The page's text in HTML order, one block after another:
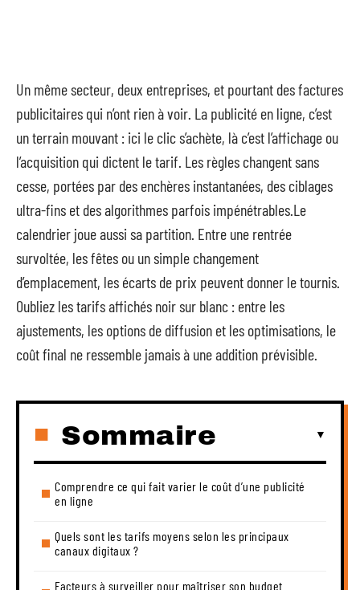
Un même secteur, deux entreprises, et pourtant des factures
publicitaires qui n’ont rien à voir. La publicité en ligne, c’est
un terrain mouvant : ici le clic s’achète, là c’est l’affichage ou
l’acquisition qui dictent le tarif. Les règles changent sans
cesse, portées par des enchères instantanées, des ciblages
ultra-fins et des algorithmes parfois impénétrables.Le
calendrier joue aussi sa partition. Entre une rentrée
survoltée, les fêtes ou un simple changement
d’emplacement, les écarts de prix peuvent donner le tournis.
Oubliez les tarifs affichés noir sur blanc : entre les
ajustements, les options de diffusion et les optimisations, le
coût final ne ressemble jamais à une addition prévisible.
Sommaire
Comprendre ce qui fait varier le coût d’une publicité
en ligne
Quels sont les tarifs moyens selon les principaux
canaux digitaux ?
Facteurs à surveiller pour maîtriser son budget